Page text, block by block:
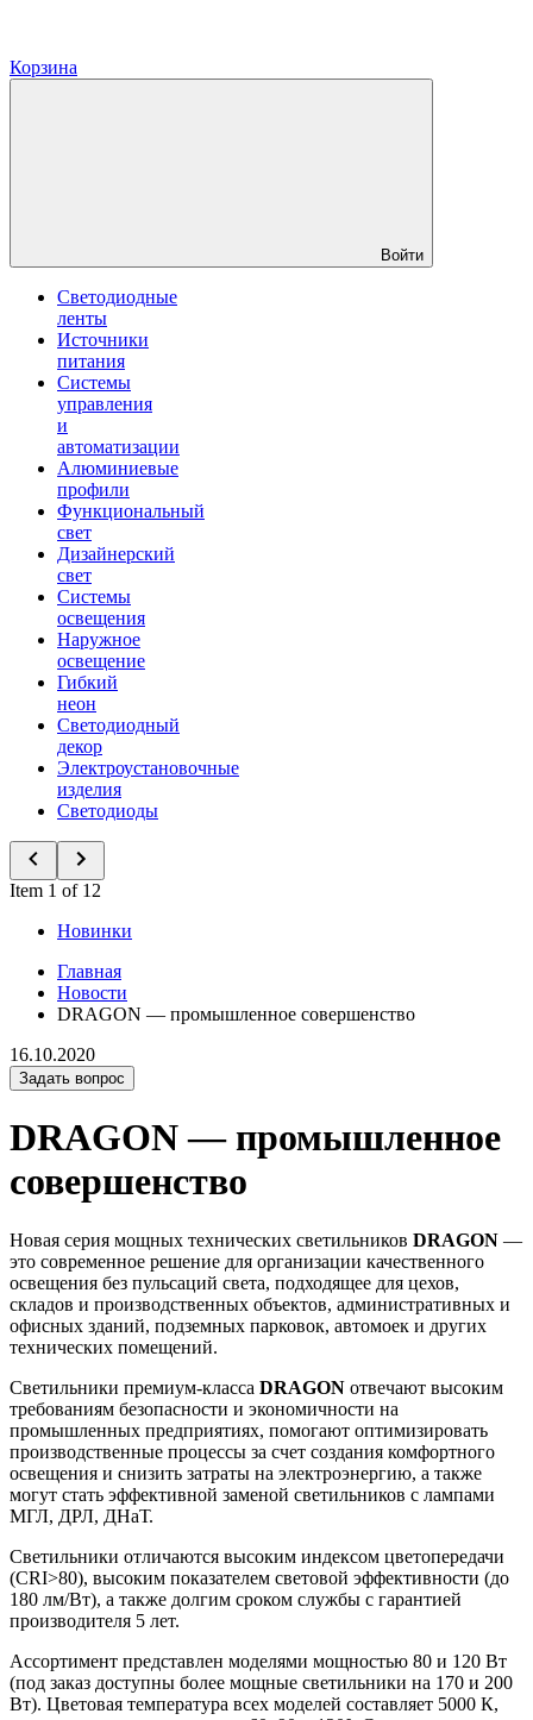
Корзина
Войти
Светодиодные
ленты
Источники
питания
Системы
управления
и
автоматизации
Алюминиевые
профили
Функциональный
свет
Дизайнерский
свет
Системы
освещения
Наружное
освещение
Гибкий
неон
Светодиодный
декор
Электроустановочные
изделия
Светодиоды
Item 1 of 12
Новинки
Главная
Новости
DRAGON — промышленное совершенство
16.10.2020
Задать вопрос
DRAGON — промышленное
совершенство
Новая серия мощных технических светильников DRAGON —
это современное решение для организации качественного
освещения без пульсаций света, подходящее для цехов,
складов и производственных объектов, административных и
офисных зданий, подземных парковок, автомоек и других
технических помещений.
Светильники премиум-класса DRAGON отвечают высоким
требованиям безопасности и экономичности на
промышленных предприятиях, помогают оптимизировать
производственные процессы за счет создания комфортного
освещения и снизить затраты на электроэнергию, а также
могут стать эффективной заменой светильников с лампами
МГЛ, ДРЛ, ДНаТ.
Светильники отличаются высоким индексом цветопередачи
(CRI>80), высоким показателем световой эффективности (до
180 лм/Вт), а также долгим сроком службы с гарантией
производителя 5 лет.
Ассортимент представлен моделями мощностью 80 и 120 Вт
(под заказ доступны более мощные светильники на 170 и 200
Вт). Цветовая температура всех моделей составляет 5000 К,